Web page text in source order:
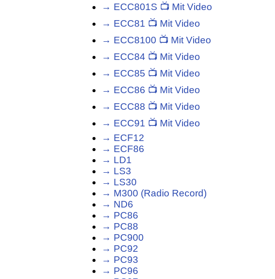
→ ECC801S 📺 Mit Video
→ ECC81 📺 Mit Video
→ ECC8100 📺 Mit Video
→ ECC84 📺 Mit Video
→ ECC85 📺 Mit Video
→ ECC86 📺 Mit Video
→ ECC88 📺 Mit Video
→ ECC91 📺 Mit Video
→ ECF12
→ ECF86
→ LD1
→ LS3
→ LS30
→ M300 (Radio Record)
→ ND6
→ PC86
→ PC88
→ PC900
→ PC92
→ PC93
→ PC96